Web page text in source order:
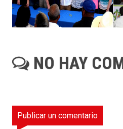
NO HAY
Publicar un comentario